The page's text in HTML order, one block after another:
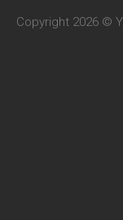
Copyright 2026 ©